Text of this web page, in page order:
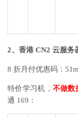
2、香港 CN2 云服务
8 折月付优惠码：
特价学习机， 不做数
通 169：